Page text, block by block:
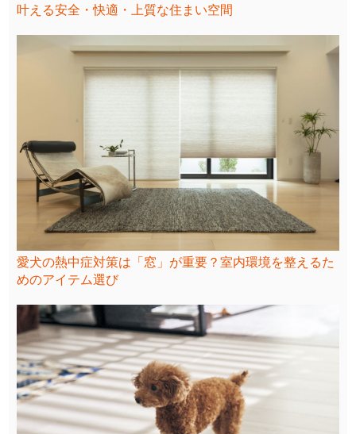
叶える安全・快適・上質な住まい空間
愛犬の熱中症対策は「窓」が重要？室内環境を整えるた
めのアイテム選び